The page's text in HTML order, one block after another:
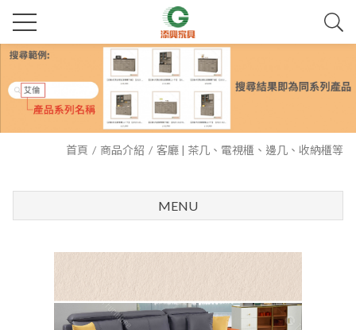
首頁 商品介紹 客廳 | 茶几、電視櫃、邊几、收納櫃等
MENU